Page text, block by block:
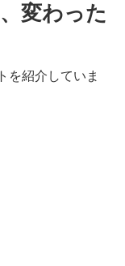
変わった
を紹介していま